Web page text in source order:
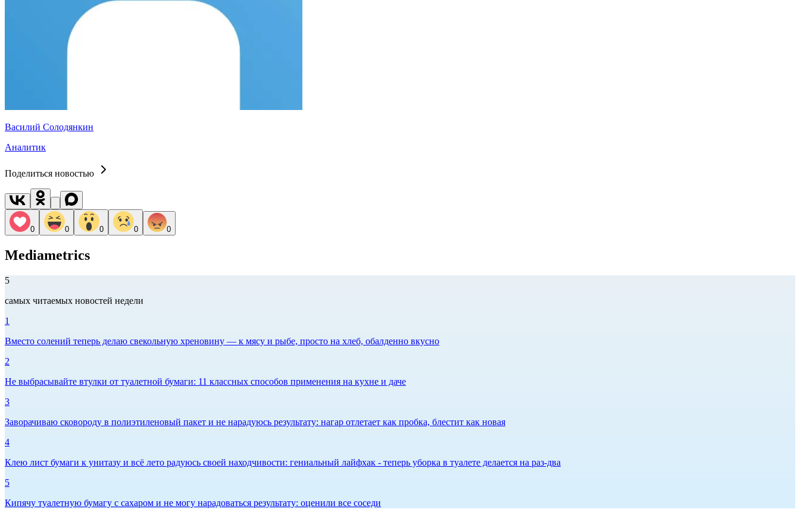
Василий Солодянкин
Аналитик
Поделиться новостью
0 0 0 0 0
Mediametrics
5
самых читаемых новостей недели
1
Вместо солений теперь делаю свекольную хреновину — к мясу и рыбе, просто на хлеб, обалденно вкусно
2
Не выбрасывайте втулки от туалетной бумаги: 11 классных способов применения на кухне и даче
3
Заворачиваю сковороду в полиэтиленовый пакет и не нарадуюсь результату: нагар отлетает как пробка, блестит как новая
4
Клею лист бумаги к унитазу и всё лето радуюсь своей находчивости: гениальный лайфхак - теперь уборка в туалете делается на раз-два
5
Кипячу туалетную бумагу с сахаром и не могу нарадоваться результату: оценили все соседи